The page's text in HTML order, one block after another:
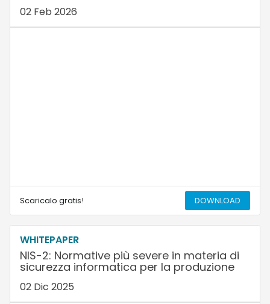
02 Feb 2026
Scaricalo gratis! DOWNLOAD
WHITEPAPER
NIS-2: Normative più severe in materia di
sicurezza informatica per la produzione
02 Dic 2025